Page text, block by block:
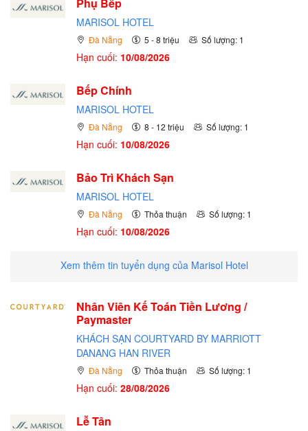
MARISOL HOTEL
Đà Nẵng 5 - 8 triệu Số lượng: 1
Hạn cuối: 10/08/2026
Bếp Chính
MARISOL HOTEL
Đà Nẵng 8 - 12 triệu Số lượng: 1
Hạn cuối: 10/08/2026
Bảo Trì Khách Sạn
MARISOL HOTEL
Đà Nẵng Thỏa thuận Số lượng: 1
Hạn cuối: 10/08/2026
Xem thêm tin tuyển dụng của Marisol Hotel
Nhân Viên Kế Toán Tiền Lương /
Paymaster
KHÁCH SẠN COURTYARD BY MARRIOTT
DANANG HAN RIVER
Đà Nẵng Thỏa thuận Số lượng: 1
Hạn cuối: 28/08/2026
Lễ Tân